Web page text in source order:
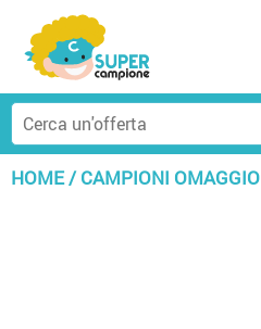
HOME/CAMPIONI OMAGGIO